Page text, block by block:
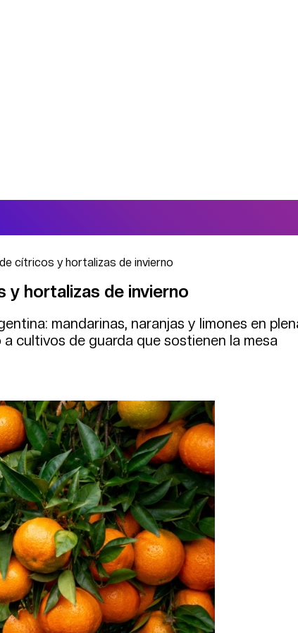
cítricos y hortalizas de invierno
hortalizas de invierno
mandarinas, naranjas y limones en
cultivos de guarda que sostienen la mesa